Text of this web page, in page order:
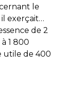
le
exerçait…
de 2
1 800
utile de 400